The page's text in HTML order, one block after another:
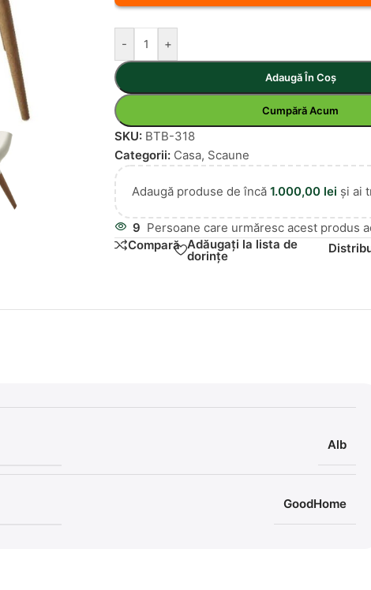
- +
Adaugă În Coș
Cumpără Acum
SKU: BTB-318
Categorii: Casa, Scaune
Adaugă produse de încă1.000,00 lei și ai
9 Persoane care urmăresc acest produs
Compară Adăugați la lista de
dorințe
Alb
GoodHome